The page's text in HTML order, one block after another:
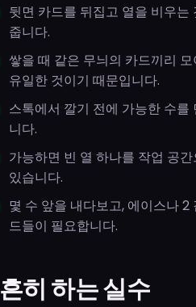
뒷면 카드를 뒤집고 열을 비우
줍니다.
쌓을 때 같은 무늬의 카드끼리
유일한 것이기 때문입니다.
스톡에서 깔기 전에 가능한 수
니다.
가능하면 빈 열 하나를 작업 공
있습니다.
몇 수 앞을 내다보고, 에이스나
드들이 필요합니다.
흔히 하는 실수